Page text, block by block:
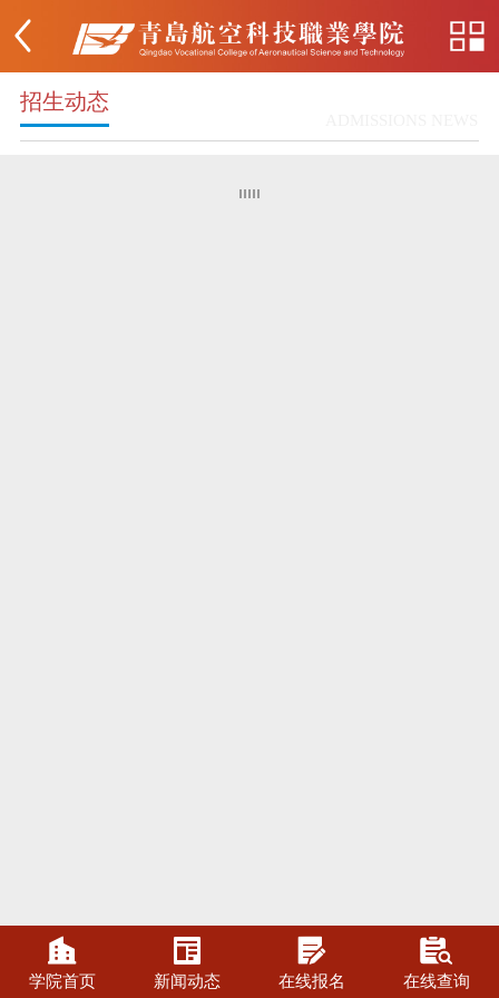
招生动态

学院首页

新闻动态

在线报名

在线查询